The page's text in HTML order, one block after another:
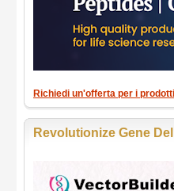
Richiedi un'offerta per i
Revolutionize Gene